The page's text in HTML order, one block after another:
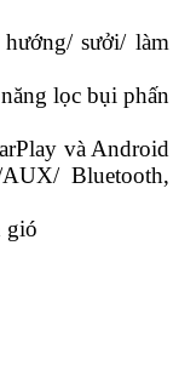
sưởi/ làm
lọc bụi phấn
và Android
Bluetooth,
gió